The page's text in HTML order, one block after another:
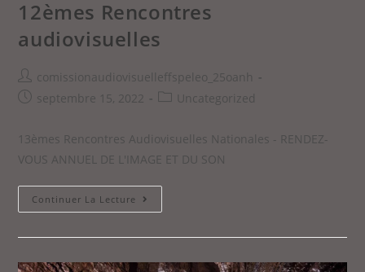
12èmes Rencontres
audiovisuelles
comissionaudiovisuelleffspeleo_25oanh
septembre 15, 2022
Uncategorized
13èmes Rencontres Audiovisuelles Nationales - RENDEZ-
VOUS ANNUEL DE L'IMAGE ET DU SON
Continuer La Lecture